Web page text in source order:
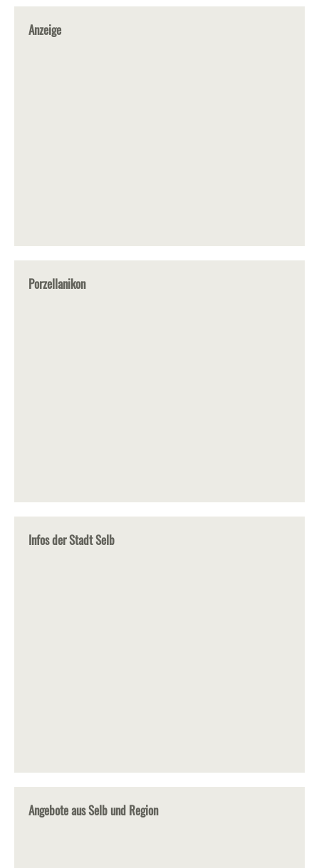
Anzeige
Porzellanikon
Infos der Stadt Selb
Angebote aus Selb und Region